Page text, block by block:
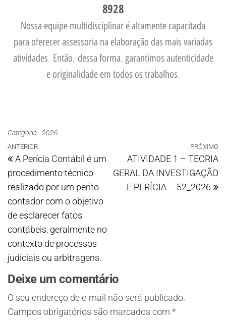
8928
Nossa equipe multidisciplinar é altamente capacitada
para oferecer assessoria na elaboração das mais variadas
atividades. Então, dessa forma, garantimos autenticidade
e originalidade em todos os trabalhos.
Categoria 2026
ANTERIOR
A Perícia Contábil é um
procedimento técnico
realizado por um perito
contador com o objetivo
de esclarecer fatos
contábeis, geralmente no
contexto de processos
judiciais ou arbitragens.
PRÓXIMO
ATIVIDADE 1 – TEORIA
GERAL DA INVESTIGAÇÃO
E PERÍCIA – 52_2026
Deixe um comentário
O seu endereço de e-mail não será publicado.
Campos obrigatórios são marcados com *